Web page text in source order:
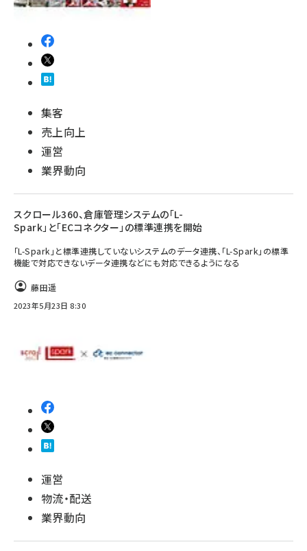
集客
売上向上
運営
業界動向
スクロール360、倉庫管理システムの「L-
Spark」と「ECコネクター」の標準連携を開始
「L-Spark」と標準連携していないシステムのデータ連携、「L-Spark」の標準
機能で対応できないデータ連携などにも対応できるようになる
藤田遥
2023年5月23日 8:30
運営
物流・配送
業界動向